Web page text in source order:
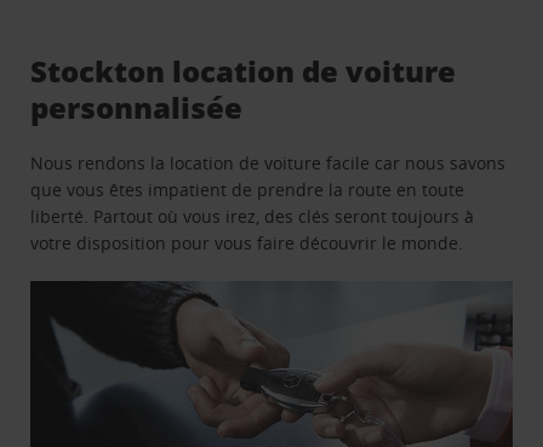
Stockton location de voiture
personnalisée
Nous rendons la location de voiture facile car nous savons
que vous êtes impatient de prendre la route en toute
liberté. Partout où vous irez, des clés seront toujours à
votre disposition pour vous faire découvrir le monde.